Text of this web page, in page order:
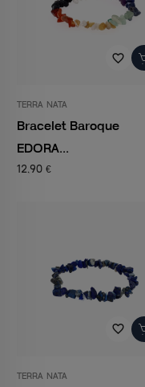
favorite_border
TERRA NATA
Bracelet Baroque
EDORA...
12,90 €
favorite_border
TERRA NATA